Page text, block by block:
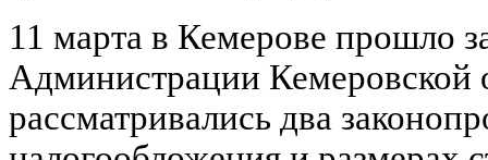
11 марта в Кемерове прошло
Администрации Кемеровской
рассматривались два